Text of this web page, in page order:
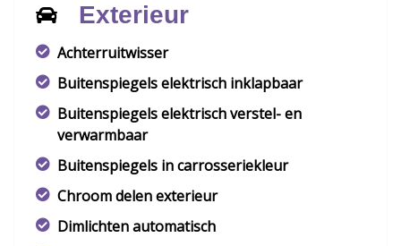
Exterieur
Achterruitwisser
Buitenspiegels elektrisch inklapbaar
Buitenspiegels elektrisch verstel- en
verwarmbaar
Buitenspiegels in carrosseriekleur
Chroom delen exterieur
Dimlichten automatisch